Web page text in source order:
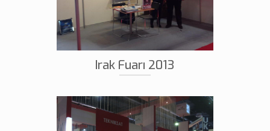
Irak Fuarı 2013